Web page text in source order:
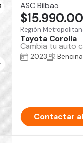
ASC Bilbao
Región
Toyota Corolla
Cambia tu auto
2023 Bencina
Contactar